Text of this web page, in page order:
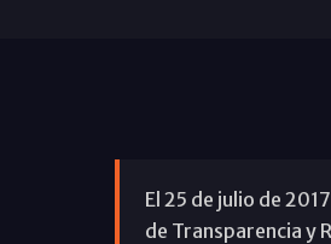
El 25 de julio de
de Transparencia y